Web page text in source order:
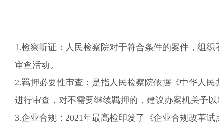
1.检察听证： 人民检察院对于符合条件的案件，组
审查活动。
2.羁押必要性审查： 是指人民检察院依据《中华人
进行审查，对不需要继续羁押的，建议办案机关予
3.企业合规： 2021年最高检印发了《企业合规改革